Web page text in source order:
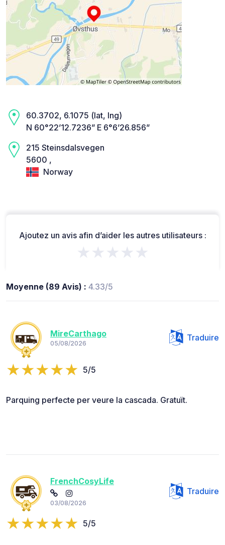
60.3702, 6.1075 (lat, lng)
N 60°22’12.7236” E 6°6’26.856”
215 Steinsdalsvegen
5600 ,
Norway
Ajoutez un avis afin d’aider les autres utilisateurs :
★★★★★
Moyenne (89 Avis) : 4.33/5
MireCarthago
05/08/2026
Traduire
5/5
Parquing perfecte per veure la cascada. Gratuït.
FrenchCosyLife
03/08/2026
Traduire
5/5